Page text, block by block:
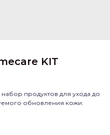
KIT
набор продуктов для ухода до
обновления кожи.